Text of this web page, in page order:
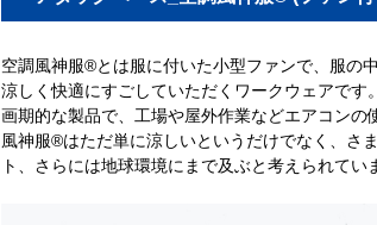
空調風神服®とは服に付いた小型ファンで、服の
涼しく快適にすごしていただくワークウェアで
画期的な製品で、工場や屋外作業などエアコン
風神服®はただ単に涼しいというだけでなく、さ
ト、さらには地球環境にまで及ぶと考えられてい